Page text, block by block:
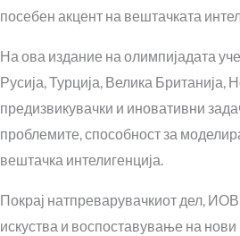
посебен акцент на вештачката
На ова издание на олимпијадата
Русија, Турција, Велика Британија,
предизвикувачки и иновативни
проблемите, способност за
вештачка интелигенција.
Покрај натпреварувачкиот дел,
искуства и воспоставување на